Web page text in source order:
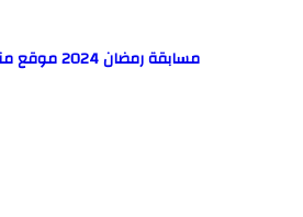
مسابقة رمضان 2024 موقع منبع المعرفة حساب TOD مجاني